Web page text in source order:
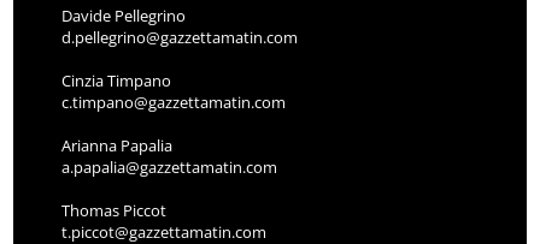
Davide Pellegrino
d.pellegrino@gazzettamatin.com
Cinzia Timpano
c.timpano@gazzettamatin.com
Arianna Papalia
a.papalia@gazzettamatin.com
Thomas Piccot
t.piccot@gazzettamatin.com